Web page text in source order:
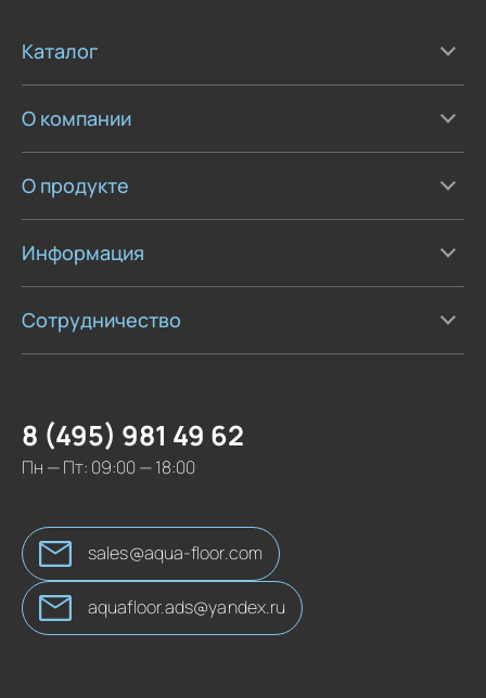
Каталог
О компании
О продукте
Информация
Сотрудничество
8 (495) 981 49 62
Пн — Пт: 09:00 — 18:00
sales@aqua-floor.com
aquafloor.ads@yandex.ru